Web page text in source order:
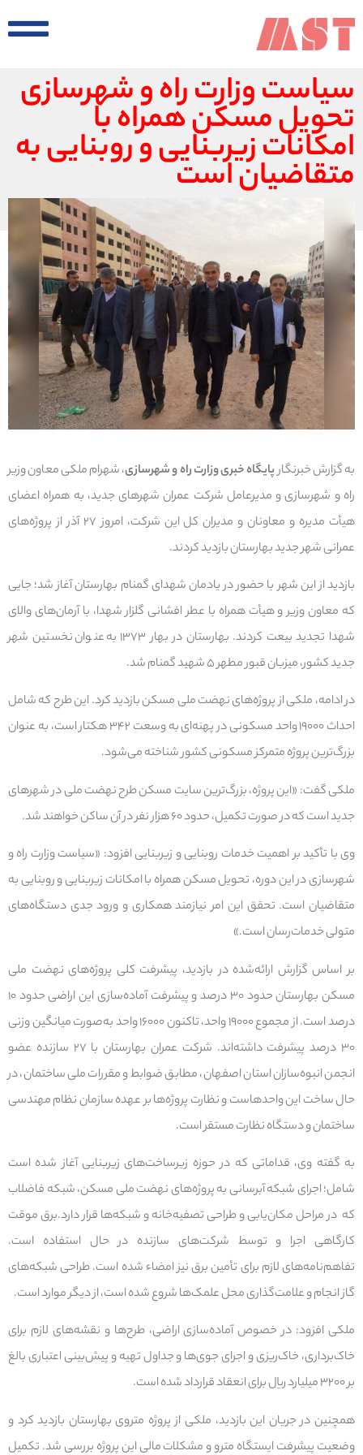
سیاست وزارت راه و شهرسازی
تحویل مسکن همراه با
امکانات زیربنایی و روبنایی به
متقاضیان است
به گزارش خبرنگارپایگاه خبری وزارت راه و شهرسازی، شهرام ملکی معاون وزیر
راه و شهرسازی و مدیرعامل شرکت عمران شهرهای جدید، به همراه اعضای
هیأت مدیره و معاونان و مدیران کل این شرکت، امروز ۲۷ آذر از پروژه‌های
عمرانی شهر جدید بهارستان بازدید کردند.
بازدید از این شهر با حضور در یادمان شهدای گمنام بهارستان آغاز شد؛ جایی
که معاون وزیر و هیأت همراه با عطر افشانی گلزار شهدا، با آرمان‌های والای
شهدا تجدید بیعت کردند. بهارستان در بهار ۱۳۷۳ به عنوان نخستین شهر
جدید کشور، میزبان قبور مطهر ۵ شهید گمنام شد.
در ادامه، ملکی از پروژه‌های نهضت ملی مسکن بازدید کرد. این طرح که شامل
احداث ۱۹۰۰۰ واحد مسکونی در پهنه‌ای به وسعت ۳۴۲ هکتار است، به عنوان
بزرگ‌ترین پروژه متمرکز مسکونی کشور شناخته می‌شود.
ملکی گفت: «این پروژه، بزرگ‌ترین سایت مسکن طرح نهضت ملی در شهرهای
جدید است که در صورت تکمیل، حدود ۶۰ هزار نفر در آن ساکن خواهند شد.
وی با تأکید بر اهمیت خدمات روبنایی و زیربنایی افزود: «سیاست وزارت راه و
شهرسازی در این دوره، تحویل مسکن همراه با امکانات زیربنایی و روبنایی به
متقاضیان است. تحقق این امر نیازمند همکاری و ورود جدی دستگاه‌های
متولی خدمات‌رسان است.»
بر اساس گزارش ارائه‌شده در بازدید، پیشرفت کلی پروژه‌های نهضت ملی
مسکن بهارستان حدود ۳۰ درصد و پیشرفت آماده‌سازی این اراضی حدود ۱۰
درصد است. از مجموع ۱۹۰۰۰ واحد، تاکنون ۱۶۰۰۰ واحد به‌صورت میانگین وزنی
۳۰ درصد پیشرفت داشته‌اند. شرکت عمران بهارستان با ۲۷ سازنده عضو
انجمن انبوه‌سازان استان اصفهان، مطابق ضوابط و مقررات ملی ساختمان، در
حال ساخت این واحدهاست و نظارت پروژه‌ها بر عهده سازمان نظام مهندسی
ساختمان و دستگاه نظارت مستقر است.
به گفته وی، قداماتی که در حوزه زیرساخت‌های زیربنایی آغاز شده است
شامل؛ اجرای شبکه آبرسانی به پروژه‌های نهضت ملی مسکن، شبکه فاضلاب
که در مراحل مکان‌یابی و طراحی تصفیه‌خانه و شبکه‌ها قرار دارد.برق موقت
کارگاهی اجرا و توسط شرکت‌های سازنده در حال استفاده است.
تفاهم‌نامه‌های لازم برای تأمین برق نیز امضاء شده است. طراحی شبکه‌های
گاز انجام و علامت‌گذاری محل علمک‌ها شروع شده است، از دیگر موارد است.
ملکی افزود: در خصوص آماده‌سازی اراضی، طرح‌ها و نقشه‌های لازم برای
خاک‌برداری، خاک‌ریزی و اجرای جوی‌ها و جداول تهیه و پیش‌بینی اعتباری بالغ
بر ۳۲۰۰ میلیارد ریال برای انعقاد قرارداد شده است.
همچنین در جریان این بازدید، ملکی از پروژه متروی بهارستان بازدید کرد و
وضعیت پیشرفت ایستگاه مترو و مشکلات مالی این پروژه بررسی شد. تکمیل